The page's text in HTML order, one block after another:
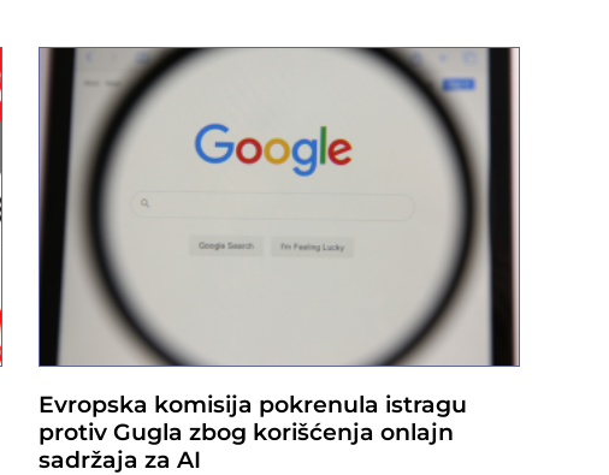
Evropska komisija pokrenula istragu
protiv Gugla zbog korišćenja onlajn
sadržaja za AI